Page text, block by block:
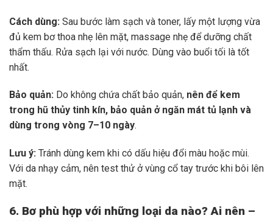
Cách dùng: Sau bước làm sạch và toner, lấy một lượng vừa
đủ kem bơ thoa nhẹ lên mặt, massage nhẹ để dưỡng chất
thẩm thấu. Rửa sạch lại với nước. Dùng vào buổi tối là tốt
nhất.
Bảo quản: Do không chứa chất bảo quản, nên để kem
trong hũ thủy tinh kín, bảo quản ở ngăn mát tủ lạnh và
dùng trong vòng 7–10 ngày.
Lưu ý: Tránh dùng kem khi có dấu hiệu đổi màu hoặc mùi.
Với da nhạy cảm, nên test thử ở vùng cổ tay trước khi bôi lên
mặt.
6. Bơ phù hợp với những loại da nào? Ai nên –